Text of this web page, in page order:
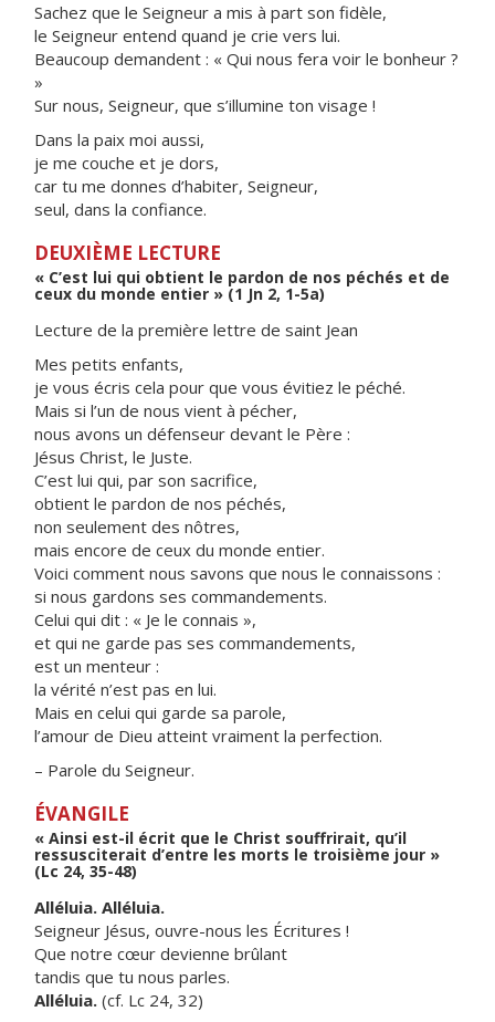
Sachez que le Seigneur a mis à part son fidèle,
le Seigneur entend quand je crie vers lui.
Beaucoup demandent : « Qui nous fera voir le bonheur ?
»
Sur nous, Seigneur, que s’illumine ton visage !
Dans la paix moi aussi,
je me couche et je dors,
car tu me donnes d’habiter, Seigneur,
seul, dans la confiance.
DEUXIÈME LECTURE
« C’est lui qui obtient le pardon de nos péchés et de
ceux du monde entier » (1 Jn 2, 1-5a)
Lecture de la première lettre de saint Jean
Mes petits enfants,
je vous écris cela pour que vous évitiez le péché.
Mais si l’un de nous vient à pécher,
nous avons un défenseur devant le Père :
Jésus Christ, le Juste.
C’est lui qui, par son sacrifice,
obtient le pardon de nos péchés,
non seulement des nôtres,
mais encore de ceux du monde entier.
Voici comment nous savons que nous le connaissons :
si nous gardons ses commandements.
Celui qui dit : « Je le connais »,
et qui ne garde pas ses commandements,
est un menteur :
la vérité n’est pas en lui.
Mais en celui qui garde sa parole,
l’amour de Dieu atteint vraiment la perfection.
– Parole du Seigneur.
ÉVANGILE
« Ainsi est-il écrit que le Christ souffrirait, qu’il
ressusciterait d’entre les morts le troisième jour »
(Lc 24, 35-48)
Alléluia. Alléluia.
Seigneur Jésus, ouvre-nous les Écritures !
Que notre cœur devienne brûlant
tandis que tu nous parles.
Alléluia. (cf. Lc 24, 32)